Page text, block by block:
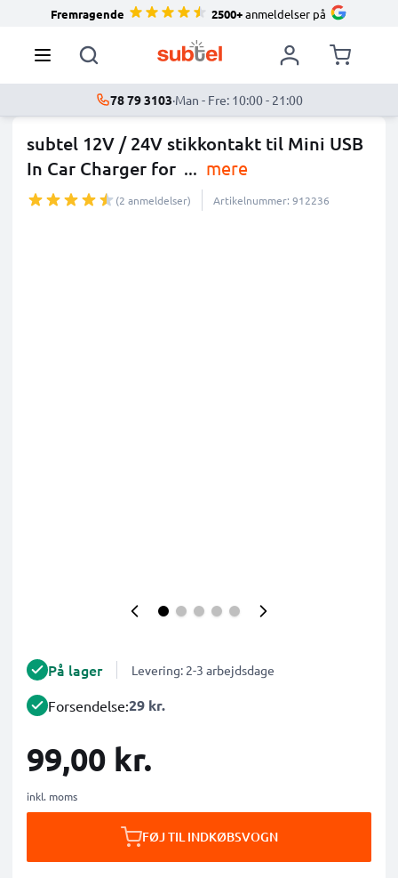
Fremragende 2500+anmeldelser på
78 79 3103·Man - Fre: 10:00 - 21:00
subtel 12V / 24V stikkontakt til Mini USB
In Car Charger for ... mere
(2 anmeldelser) Artikelnummer: 912236
På lager Levering: 2-3 arbejdsdage
Forsendelse:29 kr.
99,00 kr.
inkl. moms
FØJ TIL INDKØBSVOGN